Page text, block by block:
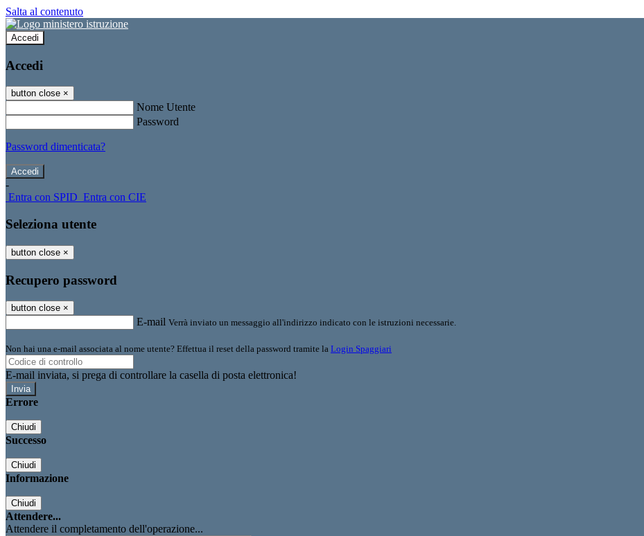
Salta al contenuto
Accedi
Accedi
button close ×
Nome Utente
Password
Password dimenticata?
-
Entra con SPID Entra con CIE
Seleziona utente
button close ×
Recupero password
button close ×
E-mail Verrà inviato un messaggio all'indirizzo indicato con le istruzioni necessarie.
Non hai una e-mail associata al nome utente? Effettua il reset della password tramite la Login Spaggiari
E-mail inviata, si prega di controllare la casella di posta elettronica!
Errore
Chiudi
Successo
Chiudi
Informazione
Chiudi
Attendere...
Attendere il completamento dell'operazione...